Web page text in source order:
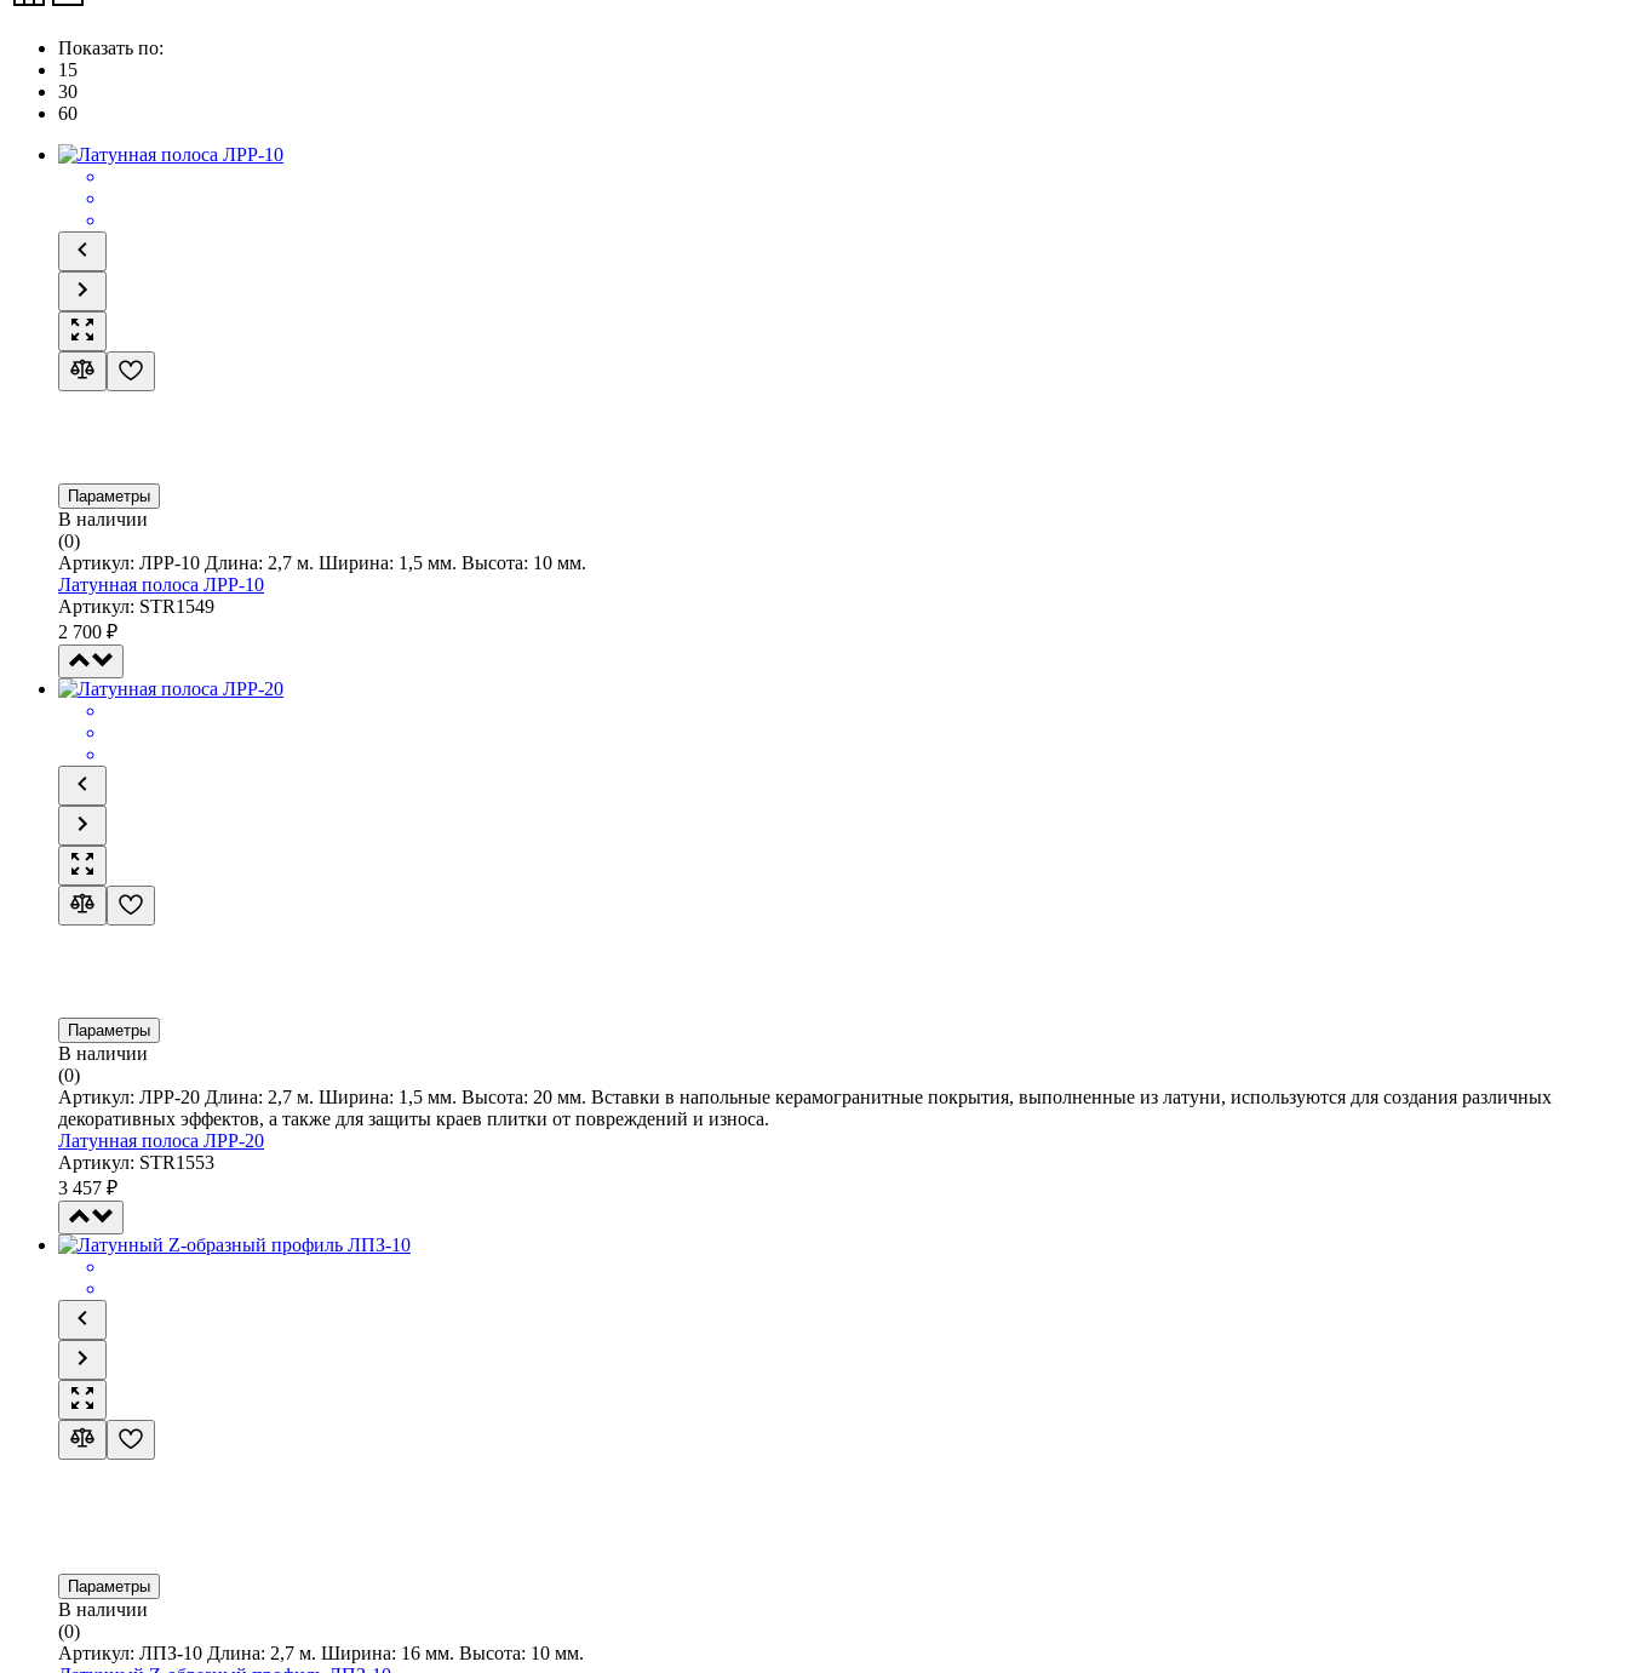
Показать по:
15
30
60
Параметры
В наличии
(0)
Артикул: ЛРР-10 Длина: 2,7 м. Ширина: 1,5 мм. Высота: 10 мм.
Латунная полоса ЛРР-10
Артикул: STR1549
2 700 ₽
Параметры
В наличии
(0)
Артикул: ЛРР-20 Длина: 2,7 м. Ширина: 1,5 мм. Высота: 20 мм. Вставки в напольные керамогранитные покрытия, выполненные из латуни, используются для создания различных
декоративных эффектов, а также для защиты краев плитки от повреждений и износа.
Латунная полоса ЛРР-20
Артикул: STR1553
3 457 ₽
Параметры
В наличии
(0)
Артикул: ЛПЗ-10 Длина: 2,7 м. Ширина: 16 мм. Высота: 10 мм.